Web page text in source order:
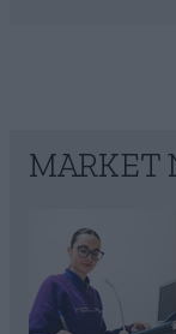
MARKET